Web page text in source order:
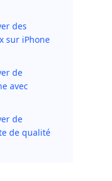
des
sur iPhone
de
avec
de
de qualité